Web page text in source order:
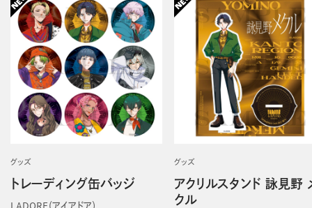
グッズ
トレーディング缶バッジ
I.ADORE（アイアドア）
グッズ
アクリルスタンド 詠見野
クル